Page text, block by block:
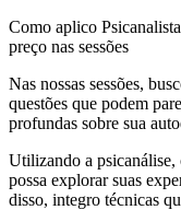
Como aplico
preço nas sessões
Nas nossas sessões,
questões que podem
profundas sobre sua
Utilizando a
possa explorar suas
disso, integro técnicas